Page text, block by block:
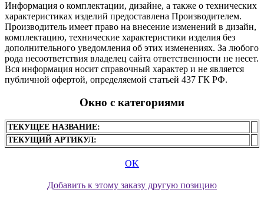
Информация о комплектации, дизайне, а также о технических
характеристиках изделий предоставлена Производителем.
Производитель имеет право на внесение изменений в дизайн,
комплектацию, технические характеристики изделия без
дополнительного уведомления об этих изменениях. За любого
рода несоответствия владелец сайта ответственности не несет.
Вся информация носит справочный характер и не является
публичной офертой, определяемой статьей 437 ГК РФ.
Окно с категориями
ТЕКУЩЕЕ НАЗВАНИЕ:
ТЕКУЩИЙ АРТИКУЛ:
OK
Добавить к этому заказу другую позицию